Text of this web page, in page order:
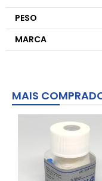
PESO
MARCA
MAIS